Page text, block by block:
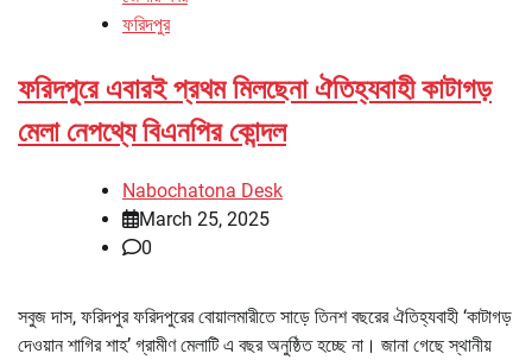
ফরিদপুর
ফরিদপুরে এবারই প্রথম মিলছেনা ঐতিহ্যবাহী কাটাগড়
মেলা নেপথ্যে বিএনপির কোন্দল
Nabochatona Desk
March 25, 2025
0
সবুজ দাস, ফরিদপুর ফরিদপুরের বোয়ালমারীতে সাড়ে তিনশ বছরের ঐতিহ্যবাহী ‘কাটাগড়
দেওয়ান শাগির শাহ’ গ্রামীণ মেলাটি এ বছর অনুষ্ঠিত হচ্ছে না। জানা গেছে স্থানীয়